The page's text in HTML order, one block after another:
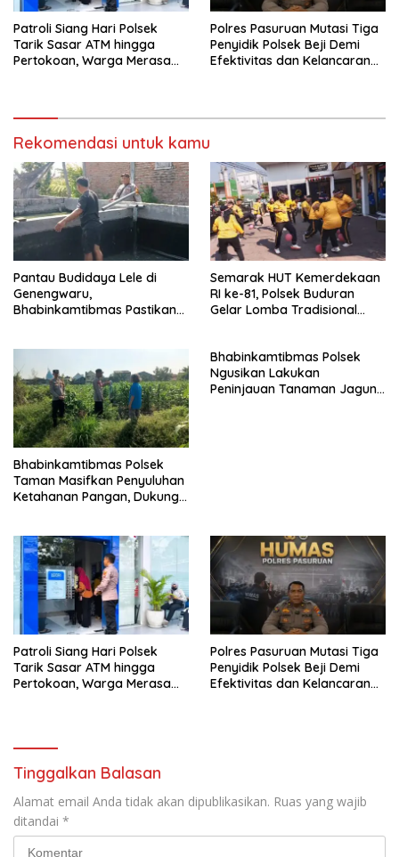
Patroli Siang Hari Polsek
Tarik Sasar ATM hingga
Pertokoan, Warga Merasa
Polres Pasuruan Mutasi Tiga
Penyidik Polsek Beji Demi
Efektivitas dan Kelancaran
Rekomendasi untuk kamu
Pantau Budidaya Lele di
Genengwaru,
Bhabinkamtibmas Pastikan
Semarak HUT Kemerdekaan
RI ke-81, Polsek Buduran
Gelar Lomba Tradisional
Bhabinkamtibmas Polsek
Taman Masifkan Penyuluhan
Ketahanan Pangan, Dukung
Bhabinkamtibmas Polsek
Ngusikan Lakukan
Peninjauan Tanaman Jagung
Patroli Siang Hari Polsek
Tarik Sasar ATM hingga
Pertokoan, Warga Merasa
Polres Pasuruan Mutasi Tiga
Penyidik Polsek Beji Demi
Efektivitas dan Kelancaran
Tinggalkan Balasan
Alamat email Anda tidak akan dipublikasikan. Ruas yang wajib
ditandai *